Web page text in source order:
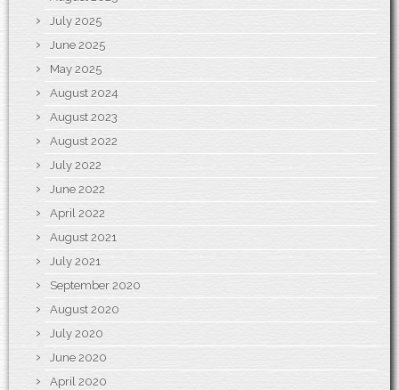
July 2025
June 2025
May 2025
August 2024
August 2023
August 2022
July 2022
June 2022
April 2022
August 2021
July 2021
September 2020
August 2020
July 2020
June 2020
April 2020